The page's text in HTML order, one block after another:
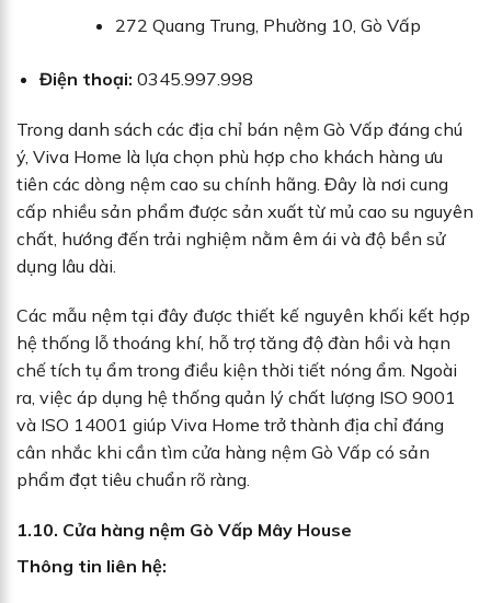
272 Quang Trung, Phường 10, Gò Vấp
Điện thoại: 0345.997.998
Trong danh sách các địa chỉ bán nệm Gò Vấp đáng chú
ý, Viva Home là lựa chọn phù hợp cho khách hàng ưu
tiên các dòng nệm cao su chính hãng. Đây là nơi cung
cấp nhiều sản phẩm được sản xuất từ mủ cao su nguyên
chất, hướng đến trải nghiệm nằm êm ái và độ bền sử
dụng lâu dài.
Các mẫu nệm tại đây được thiết kế nguyên khối kết hợp
hệ thống lỗ thoáng khí, hỗ trợ tăng độ đàn hồi và hạn
chế tích tụ ẩm trong điều kiện thời tiết nóng ẩm. Ngoài
ra, việc áp dụng hệ thống quản lý chất lượng ISO 9001
và ISO 14001 giúp Viva Home trở thành địa chỉ đáng
cân nhắc khi cần tìm cửa hàng nệm Gò Vấp có sản
phẩm đạt tiêu chuẩn rõ ràng.
1.10. Cửa hàng nệm Gò Vấp Mây House
Thông tin liên hệ: